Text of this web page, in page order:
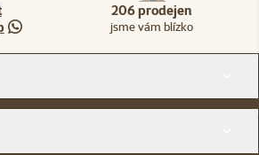
206 prodejen
jsme vám blízko